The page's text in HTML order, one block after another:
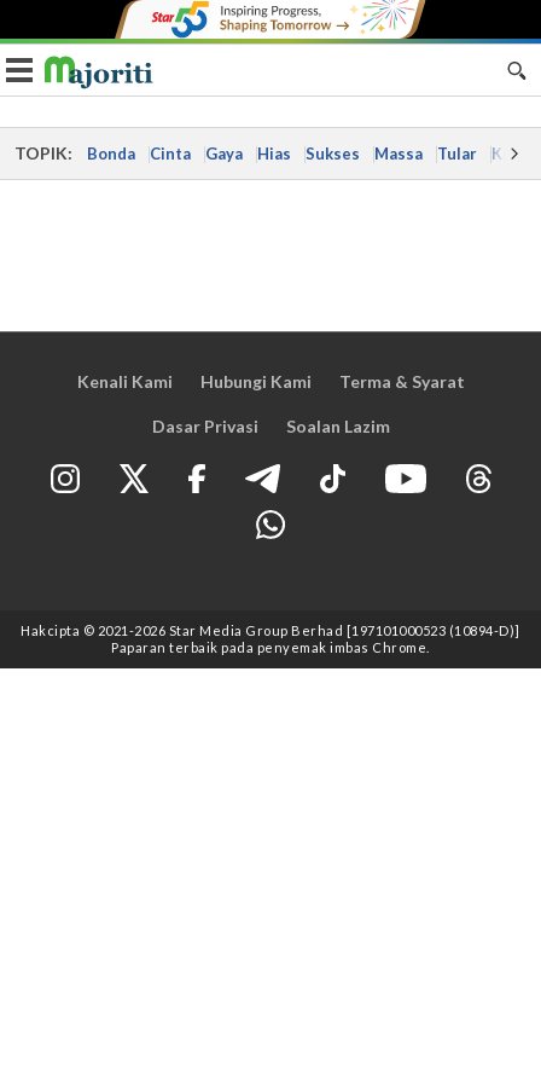
Toggle navigation
TOPIK: Bonda Cinta Gaya Hias Sukses Massa Tular Kes
Kenali Kami Hubungi Kami Terma & Syarat
Dasar Privasi Soalan Lazim
Hakcipta © 2021 -2026 Star Media Group Berhad [197101000523 (10894-D)]
Paparan terbaik pada penyemak imbas Chrome.